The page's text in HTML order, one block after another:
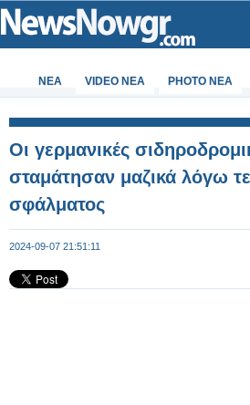
ΝΕΑ VIDEO NEA PHOTO NEA
Οι γερμανικές
σταμάτησαν μαζικά λόγω
σφάλματος
2024-09-07 21:51:11